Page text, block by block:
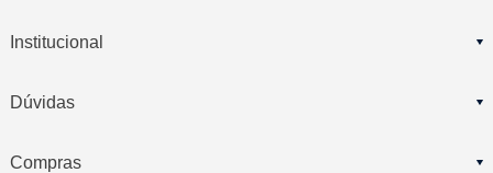
Institucional
Dúvidas
Compras